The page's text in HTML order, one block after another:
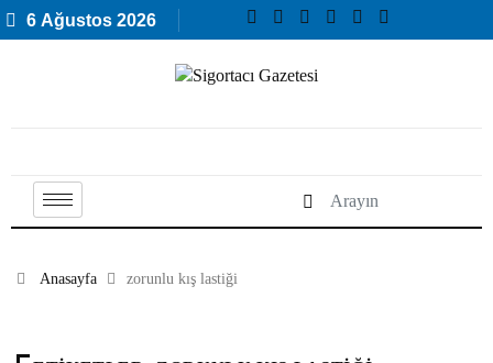
6 Ağustos 2026
Anasayfa zorunlu kış lastiği